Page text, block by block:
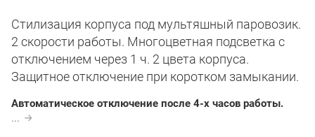
Стилизация корпуса под мультяшный паровозик.
2 скорости работы. Многоцветная подсветка с
отключением через 1 ч. 2 цвета корпуса.
Защитное отключение при коротком замыкании.
Автоматическое отключение после 4-х часов работы.
...